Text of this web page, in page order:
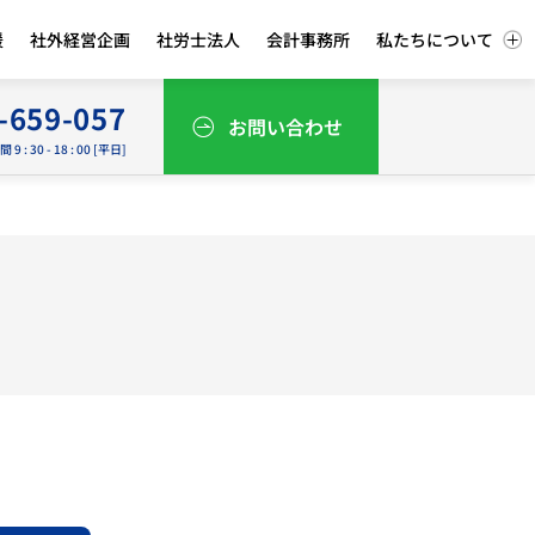
社外経営企画 社労士法人 会計事務所 私たちについて
057
9 : 30 - 18 : 00 [平日]
お問い合わせ